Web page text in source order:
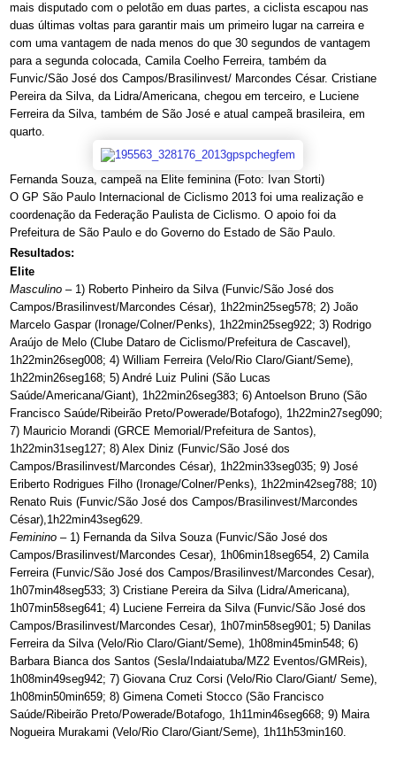
mais disputado com o pelotão em duas partes, a ciclista escapou nas
duas últimas voltas para garantir mais um primeiro lugar na carreira e
com uma vantagem de nada menos do que 30 segundos de vantagem
para a segunda colocada, Camila Coelho Ferreira, também da
Funvic/São José dos Campos/Brasilinvest/ Marcondes César. Cristiane
Pereira da Silva, da Lidra/Americana, chegou em terceiro, e Luciene
Ferreira da Silva, também de São José e atual campeã brasileira, em
quarto.
Fernanda Souza, campeã na Elite feminina (Foto: Ivan Storti)
O GP São Paulo Internacional de Ciclismo 2013 foi uma realização e
coordenação da Federação Paulista de Ciclismo. O apoio foi da
Prefeitura de São Paulo e do Governo do Estado de São Paulo.
Resultados:
Elite
Masculino – 1) Roberto Pinheiro da Silva (Funvic/São José dos
Campos/Brasilinvest/Marcondes César), 1h22min25seg578; 2) João
Marcelo Gaspar (Ironage/Colner/Penks), 1h22min25seg922; 3) Rodrigo
Araújo de Melo (Clube Dataro de Ciclismo/Prefeitura de Cascavel),
1h22min26seg008; 4) William Ferreira (Velo/Rio Claro/Giant/Seme),
1h22min26seg168; 5) André Luiz Pulini (São Lucas
Saúde/Americana/Giant), 1h22min26seg383; 6) Antoelson Bruno (São
Francisco Saúde/Ribeirão Preto/Powerade/Botafogo), 1h22min27seg090;
7) Mauricio Morandi (GRCE Memorial/Prefeitura de Santos),
1h22min31seg127; 8) Alex Diniz (Funvic/São José dos
Campos/Brasilinvest/Marcondes César), 1h22min33seg035; 9) José
Eriberto Rodrigues Filho (Ironage/Colner/Penks), 1h22min42seg788; 10)
Renato Ruis (Funvic/São José dos Campos/Brasilinvest/Marcondes
César),1h22min43seg629.
Feminino – 1) Fernanda da Silva Souza (Funvic/São José dos
Campos/Brasilinvest/Marcondes Cesar), 1h06min18seg654, 2) Camila
Ferreira (Funvic/São José dos Campos/Brasilinvest/Marcondes Cesar),
1h07min48seg533; 3) Cristiane Pereira da Silva (Lidra/Americana),
1h07min58seg641; 4) Luciene Ferreira da Silva (Funvic/São José dos
Campos/Brasilinvest/Marcondes Cesar), 1h07min58seg901; 5) Danilas
Ferreira da Silva (Velo/Rio Claro/Giant/Seme), 1h08min45min548; 6)
Barbara Bianca dos Santos (Sesla/Indaiatuba/MZ2 Eventos/GMReis),
1h08min49seg942; 7) Giovana Cruz Corsi (Velo/Rio Claro/Giant/ Seme),
1h08min50min659; 8) Gimena Cometi Stocco (São Francisco
Saúde/Ribeirão Preto/Powerade/Botafogo, 1h11min46seg668; 9) Maira
Nogueira Murakami (Velo/Rio Claro/Giant/Seme), 1h11h53min160.